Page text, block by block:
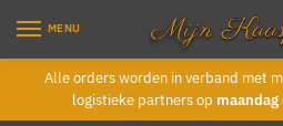
navigation
content
MENU
Alle orders worden in verband met
logistieke partners op